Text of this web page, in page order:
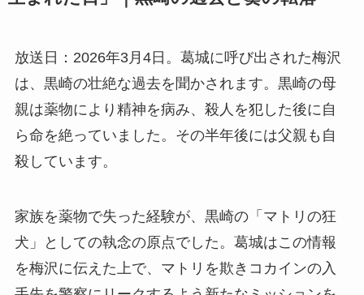
放送日：2026年3月4日。葛城に呼び出された梅沢
は、黒崎の壮絶な過去を聞かされます。黒崎の母
親は薬物により精神を病み、殺人を犯した後に自
ら命を絶っていました。その半年後には父親も自
殺しています。
家族を薬物で失った経験が、黒崎の「マトリの狂
犬」としての執念の原点でした。葛城はこの情報
を梅沢に伝えた上で、マトリを欺きコカインの入